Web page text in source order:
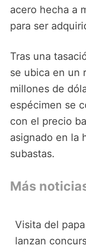
acero hecha a
para ser
Tras una
se ubica en un
millones de
espécimen se
con el precio
asignado en la
subastas.
Más
Visita del
lanzan